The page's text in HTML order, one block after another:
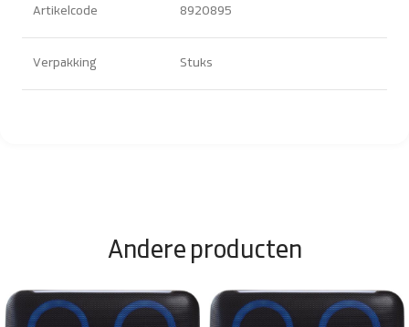
Artikelcode 8920895
Verpakking Stuks
Andere producten